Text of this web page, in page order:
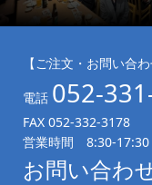
【ご注文・お問い合わ
電話 052-
FAX 052-332-3178
営業時間 8:30-17:30
お問い合わ